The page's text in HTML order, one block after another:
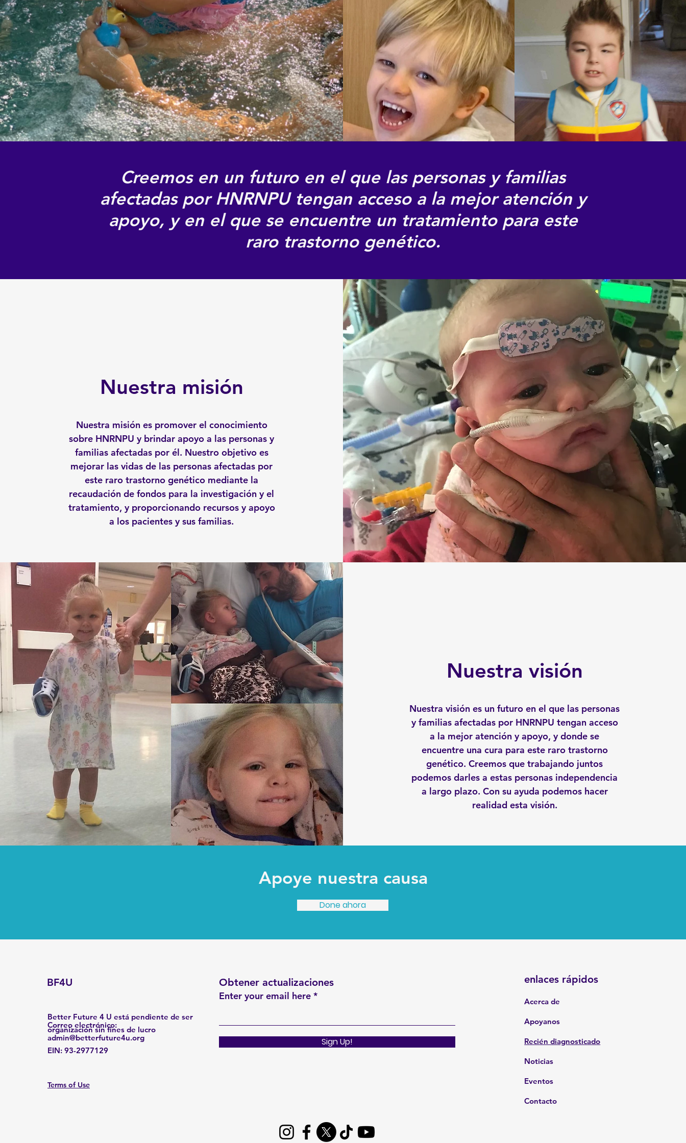
Creemos en un futuro en el que las personas y familias
afectadas por HNRNPU tengan acceso a la mejor atención y
apoyo, y en el que se encuentre un tratamiento para este
raro trastorno genético.
Nuestra misión
Nuestra misión es promover el conocimiento
sobre HNRNPU y brindar apoyo a las personas y
familias afectadas por él. Nuestro objetivo es
mejorar las vidas de las personas afectadas por
este raro trastorno genético mediante la
recaudación de fondos para la investigación y el
tratamiento, y proporcionando recursos y apoyo
a los pacientes y sus familias.
Nuestra visión
Nuestra visión es un futuro en el que las personas
y familias afectadas por HNRNPU tengan acceso
a la mejor atención y apoyo, y donde se
encuentre una cura para este raro trastorno
genético. Creemos que trabajando juntos
podemos darles a estas personas independencia
a largo plazo. Con su ayuda podemos hacer
realidad esta visión.
Apoye nuestra causa
Done ahora
BF4U
Better Future 4 U está pendiente de ser
organización sin fines de lucro
Correo electrónico:
admin@betterfuture4u.org
EIN: 93-2977129
Terms of Use
Obtener actualizaciones
Enter your email here
Sign Up!
enlaces rápidos
Acerca de
Apoyanos
Recién diagnosticado
Noticias
Eventos
Contacto